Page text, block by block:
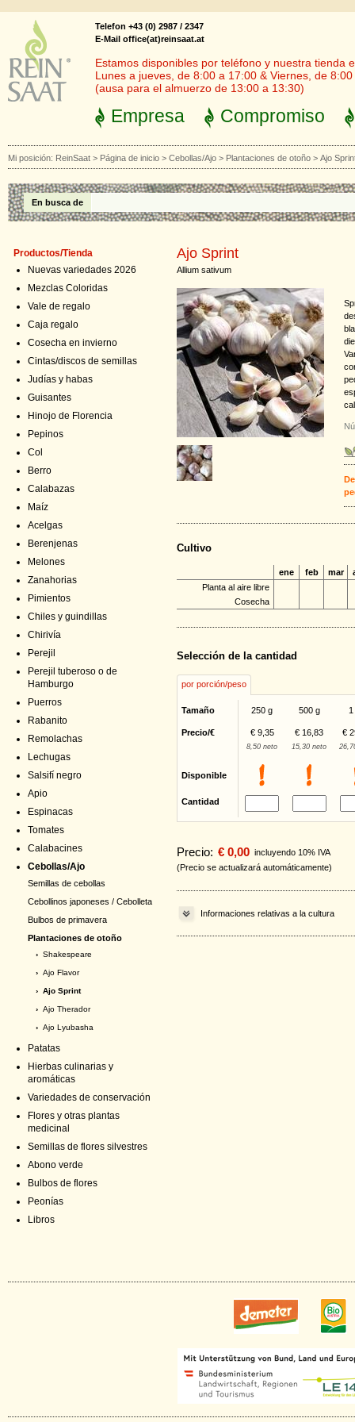
Telefon +43 (0) 2987 / 2347
E-Mail office(at)reinsaat.at
Estamos disponibles por teléfono y nuestra tienda
Lunes a jueves, de 8:00 a 17:00 & Viernes, de
(ausa para el almuerzo de 13:00 a 13:30)
Empresa Compromiso
Mi posición: ReinSaat > Página de inicio > Cebollas/Ajo > Plantaciones de otoño > Ajo
En busca de
Productos/Tienda
Nuevas variedades 2026
Mezclas Coloridas
Vale de regalo
Caja regalo
Cosecha en invierno
Cintas/discos de semillas
Judías y habas
Guisantes
Hinojo de Florencia
Pepinos
Col
Berro
Calabazas
Maíz
Acelgas
Berenjenas
Melones
Zanahorias
Pimientos
Chiles y guindillas
Chirivía
Perejil
Perejil tuberoso o de
Hamburgo
Puerros
Rabanito
Remolachas
Lechugas
Salsifí negro
Apio
Espinacas
Tomates
Calabacines
Cebollas/Ajo
Semillas de cebollas
Cebollinos japoneses / Cebolleta
Bulbos de primavera
Plantaciones de otoño
› Shakespeare
› Ajo Flavor
› Ajo Sprint
› Ajo Therador
› Ajo Lyubasha
Patatas
Hierbas culinarias y
aromáticas
Variedades de conservación
Flores y otras plantas
medicinal
Semillas de flores silvestres
Abono verde
Bulbos de flores
Peonías
Libros
Ajo Sprint
Allium sativum
Cultivo
ene feb mar
Planta al aire libre
Cosecha
Selección de la cantidad
por porción/peso
Tamaño 250 g 500 g 1
Precio/€ € 9,35 € 16,83 €
8,50 neto 15,30 neto
Disponible
Cantidad
Precio: € 0,00 incluyendo 10% IVA
(Precio se actualizará automáticamente)
Informaciones relativas a la cultura